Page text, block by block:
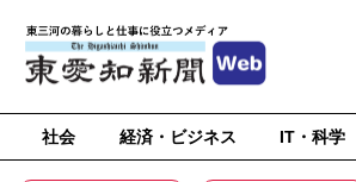
社会 経済・ビジネス IT・科学